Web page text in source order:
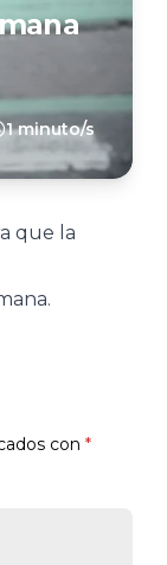
1 minuto/s
que la
con *